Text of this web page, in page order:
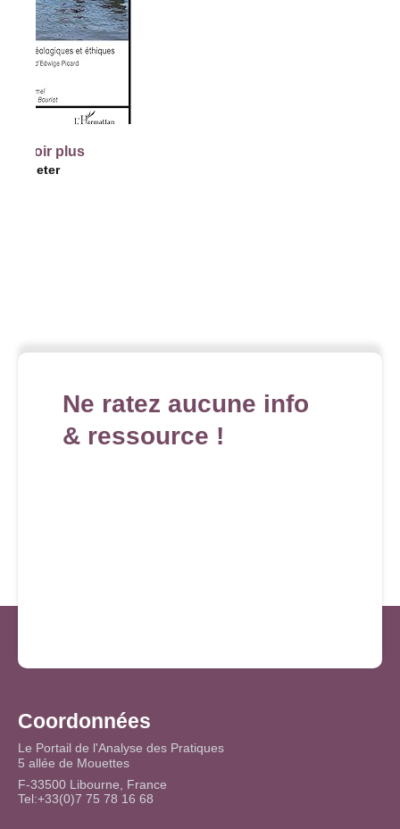
plus
Ne ratez aucune info
& ressource !
Coordonnées
Le Portail de l'Analyse des Pratiques
5 allée de Mouettes
F-33500 Libourne, France
Tel:+33(0)7 75 78 16 68